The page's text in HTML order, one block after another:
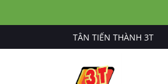
TÂN TIẾN THÀNH 3T